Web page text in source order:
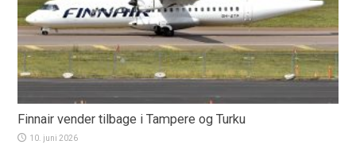
Finnair vender tilbage i Tampere og Turku
10. juni 2026